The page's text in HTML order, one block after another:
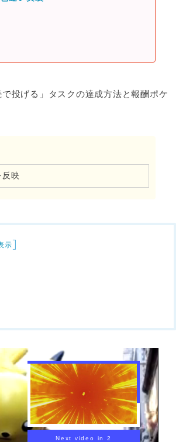
投げる 」タスクの達成方法と報酬ポケ
反映
示]
Next video in 1